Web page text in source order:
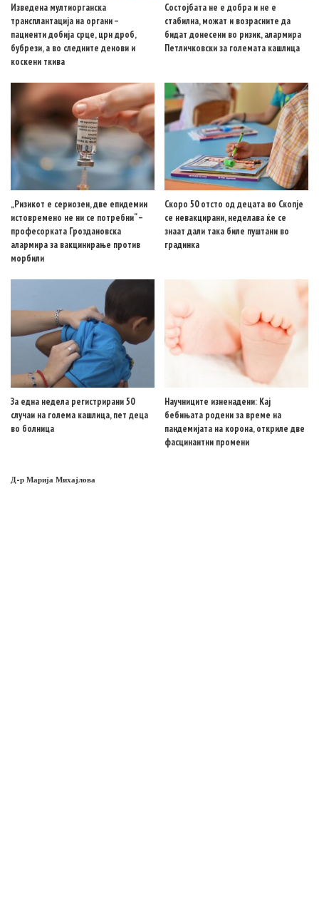
Изведена мултиорганска
трансплантација на органи –
пациенти добија срце, црн дроб,
бубрези, а во следните денови и
коскени ткива
Состојбата не е добра и не е
стабилна, можат и возрасните да
бидат донесени во ризик, алармира
Петличковски за големата кашлица
„Ризикот е сериозен, две епидемии
истовремено не ни се потребни“ –
професорката Гроздановска
алармира за вакцинирање против
морбили
Скоро 50 отсто од децата во Скопје
се невакцирани, неделава ќе се
знаат дали така биле пуштани во
градинка
За една недела регистрирани 50
случаи на голема кашлица, пет деца
во болница
Научниците изненадени: Кај
бебињата родени за време на
пандемијата на корона, откриле две
фасцинантни промени
Д-р Марија Михајлова